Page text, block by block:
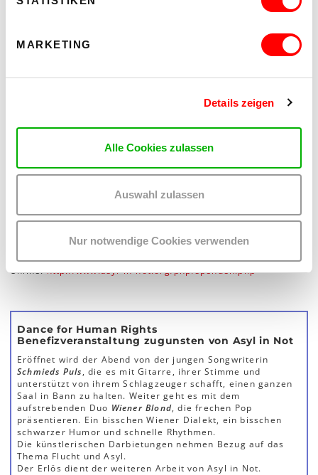
MARKETING
Details zeigen
Alle Cookies zulassen
Auswahl zulassen
Nur notwendige Cookies verwenden
Wir freuen uns über jedes gerettete Leben; dennoch ist
Asyl in Not fordert die Öffnung Europas für die Flüchtenden.
die Aufhebung der Visapflicht für Menschen aus Ländern, in
denen Krieg und Verfolgung herrschen. Vor allem aber: die
Aber ganz gewiss keine Lager in Afrika, im Kriegs- und
Asylverfahren haben im Aufnahmeland stattzufinden, unter
Spendenkonto: Raiffeisen, IBAN: AT29 3200 0000 0594 3139
Online:http://www.asyl-in-not.org/php/spenden.php
Dance for Human Rights
Benefizveranstaltung zugunsten von Asyl in Not
Eröffnet wird der Abend von der jungen Songwriterin
Schmieds Puls, die es mit Gitarre, ihrer Stimme und
unterstützt von ihrem Schlagzeuger schafft, einen ganzen
Saal in Bann zu halten. Weiter geht es mit dem
aufstrebenden Duo Wiener Blond, die frechen Pop
präsentieren. Ein bisschen Wiener Dialekt, ein bisschen
schwarzer Humor und schnelle Rhythmen.
Die künstlerischen Darbietungen nehmen Bezug auf das
Thema Flucht und Asyl.
Der Erlös dient der weiteren Arbeit von Asyl in Not.